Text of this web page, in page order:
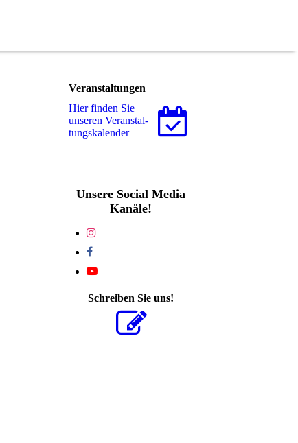
Veranstaltungen
Hier finden Sie
unseren Ver­an­stal­
tungs­ka­len­der
Unsere Social Media
Kanäle!
Schreiben Sie uns!